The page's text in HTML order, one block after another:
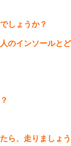
しょうか？
のインソールと
ら、走りましょう